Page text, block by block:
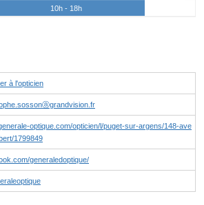
10h - 18h
à l'opticien
optique.com/opticien/l/puget-sur-argens/148-ave
1799849
generaledoptique/